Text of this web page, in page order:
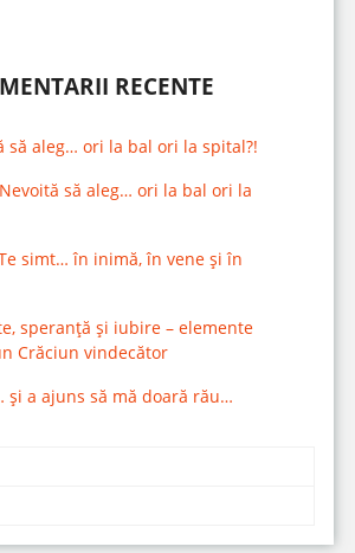
RECENTE
să aleg… ori la bal ori la spital?!
Nevoită să aleg… ori la bal ori la
simt… în inimă, în vene și în
speranță și iubire – elemente
Crăciun vindecător
și a ajuns să mă doară rău…